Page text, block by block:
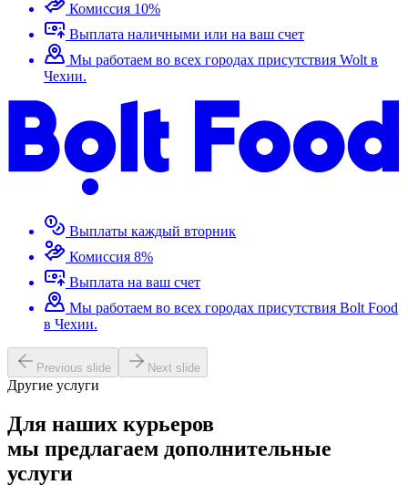
Комиссия 10%
Выплата наличными или на ваш счет
Мы работаем во всех городах присутствия Wolt в
Чехии.
Выплаты каждый вторник
Комиссия 8%
Выплата на ваш счет
Мы работаем во всех городах присутствия Bolt Food
в Чехии.
Previous slide Next slide
Другие услуги
Для наших курьеров
мы предлагаем дополнительные
услуги